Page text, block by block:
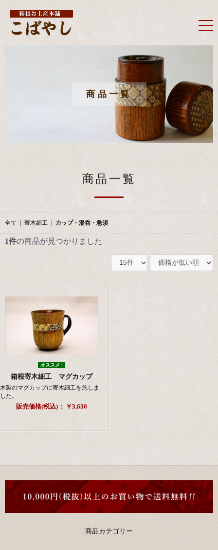
商品一覧
商品一覧
全て 寄木細工 カップ・湯呑・急須
1件の商品が見つかりました
オススメ !
箱根寄木細工 マグカップ
木製のマグカップに寄木細工を施しま
した。
販売価格(税込)：
￥3,630
商品カテゴリー